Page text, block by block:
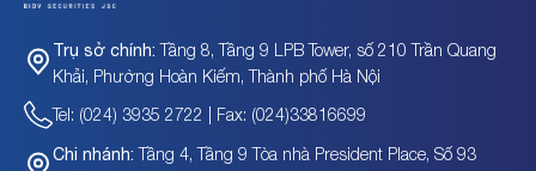
Trụ sở chính: Tầng 8, Tầng 9 LPB Tower, số 210 Trần Quang
Khải, Phường Hoàn Kiếm, Thành phố Hà Nội
Tel: (024) 3935 2722 | Fax: (024)33816699
Chi nhánh: Tầng 4, Tầng 9 Tòa nhà President Place, Số 93